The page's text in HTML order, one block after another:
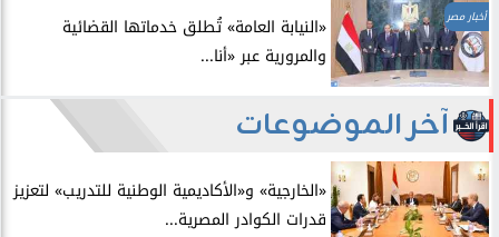
أخبار مصر
​«النيابة العامة» تُطلق خدماتها القضائية
والمرورية عبر «أنا...
آخر الموضوعات
​«الخارجية» و«الأكاديمية الوطنية للتدريب» لتعزيز
قدرات الكوادر المصرية...